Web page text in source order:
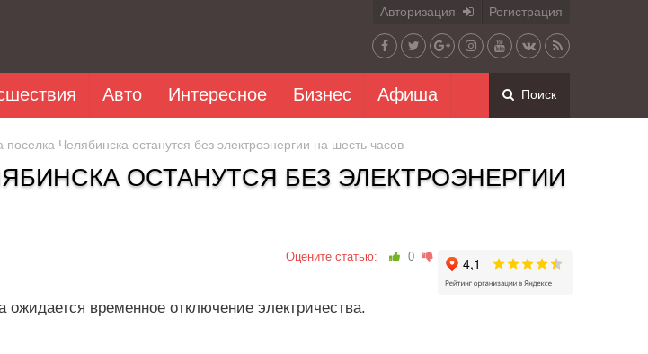
Авторизация Регистрация
Авто Интересное Бизнес Афиша Поиск
поселка Челябинска останутся без электроэнергии на шесть часов
ОСТАНУТСЯ БЕЗ ЭЛЕКТРОЭНЕРГИИ
Оцените статью: 0
временное отключение электричества.